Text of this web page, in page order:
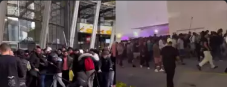
Ops!
Não foi possível reproduzir o vídeo
Tentar novamente